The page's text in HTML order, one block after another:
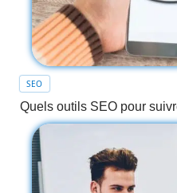
SEO
Quels outils SEO pour